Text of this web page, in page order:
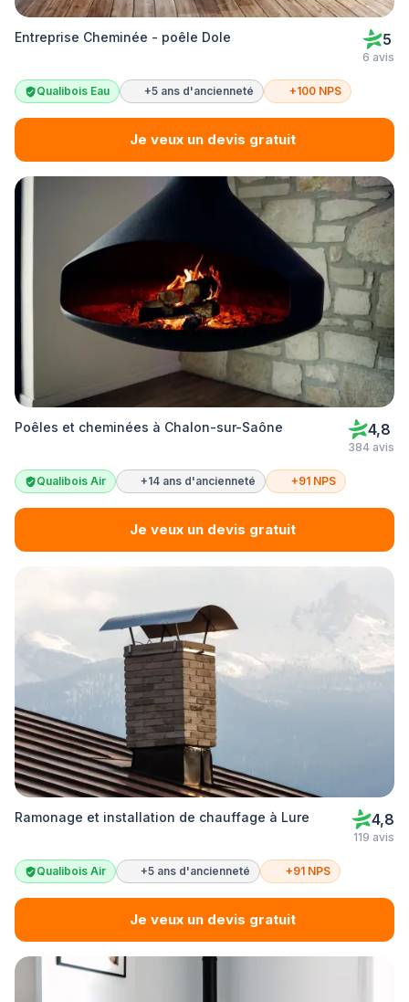
Entreprise Cheminée - poêle Dole 5
6 avis
Qualibois Eau +5 ans d'ancienneté +100 NPS
Je veux un devis gratuit
Poêles et cheminées à Chalon-sur-Saône 4,8
384 avis
Qualibois Air +14 ans d'ancienneté +91 NPS
Je veux un devis gratuit
Ramonage et installation de chauffage à Lure 4,8
119 avis
Qualibois Air +5 ans d'ancienneté +91 NPS
Je veux un devis gratuit